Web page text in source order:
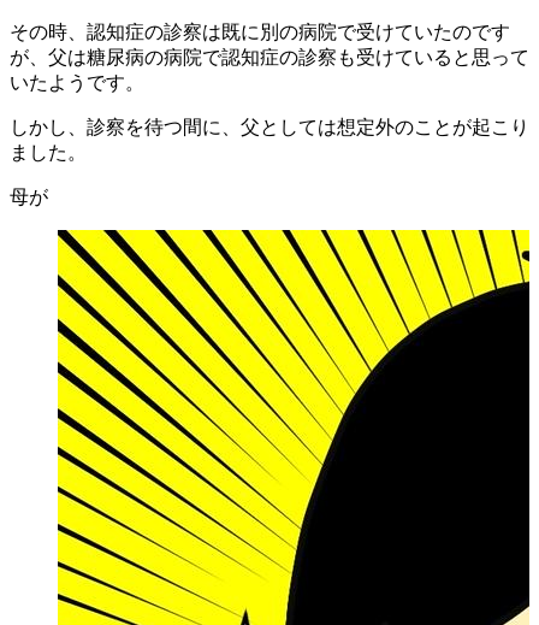
その時、認知症の診察は既に別の病院で受けていたのです
が、父は糖尿病の病院で認知症の診察も受けていると思って
いたようです。
しかし、診察を待つ間に、父としては想定外のことが起こり
ました。
母が